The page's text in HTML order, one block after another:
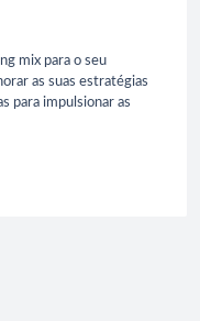
mix para o seu
as suas estratégias
para impulsionar as